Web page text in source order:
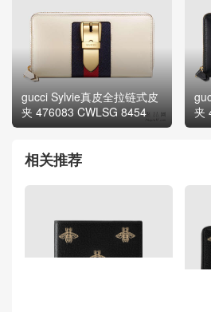
gucci Sylvie真皮全拉链式皮
夹 476083 CWLSG 8454
夹
相关推荐